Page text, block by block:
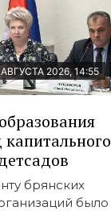
2026, 14:55
брянских
было